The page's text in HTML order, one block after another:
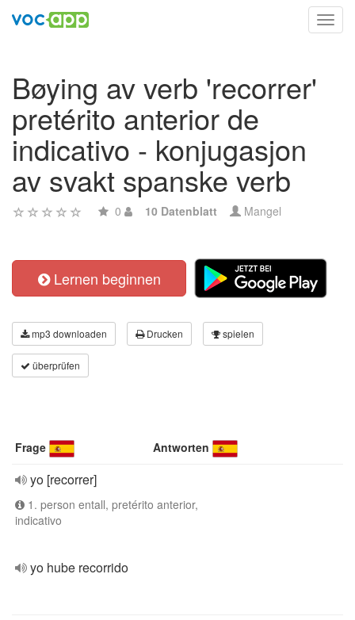
Bøying av verb 'recorrer'
pretérito anterior de
indicativo - konjugasjon
av svakt spanske verb
0 10 Datenblatt Mangel
Lernen beginnen
mp3 downloaden Drucken spielen
überprüfen
Frage Antworten
yo [recorrer]
1. person entall, pretérito anterior,
indicativo
yo hube recorrido